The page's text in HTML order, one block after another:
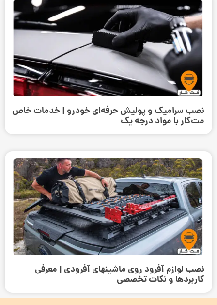
نصب سرامیک و پولیش حرفه‌ای خودرو | خدمات خاص
مت‌کار با مواد درجه یک
نصب لوازم آفرود روی ماشینهای آفرودی | معرفی
کاربردها و نکات تخصصی